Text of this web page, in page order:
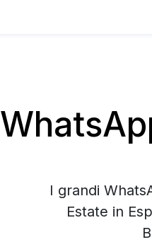
I grandi
Estate in